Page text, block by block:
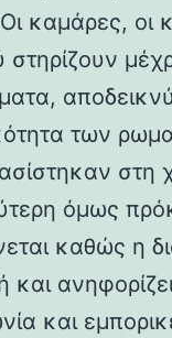
καμάρες, οι
στηρίζουν
των
στη
όμως
καθώς η
και
και